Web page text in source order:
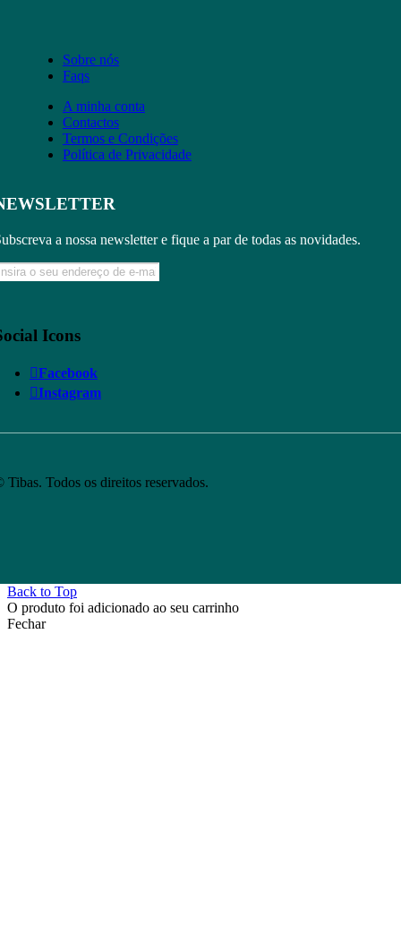
Sobre nós
Faqs
A minha conta
Contactos
Termos e Condições
Política de Privacidade
a nossa newsletter e fique a par de todas as novidades.
Icons
Facebook
Instagram
Tibas. Todos os direitos reservados.
Back to Top
O produto foi adicionado ao seu carrinho
Fechar